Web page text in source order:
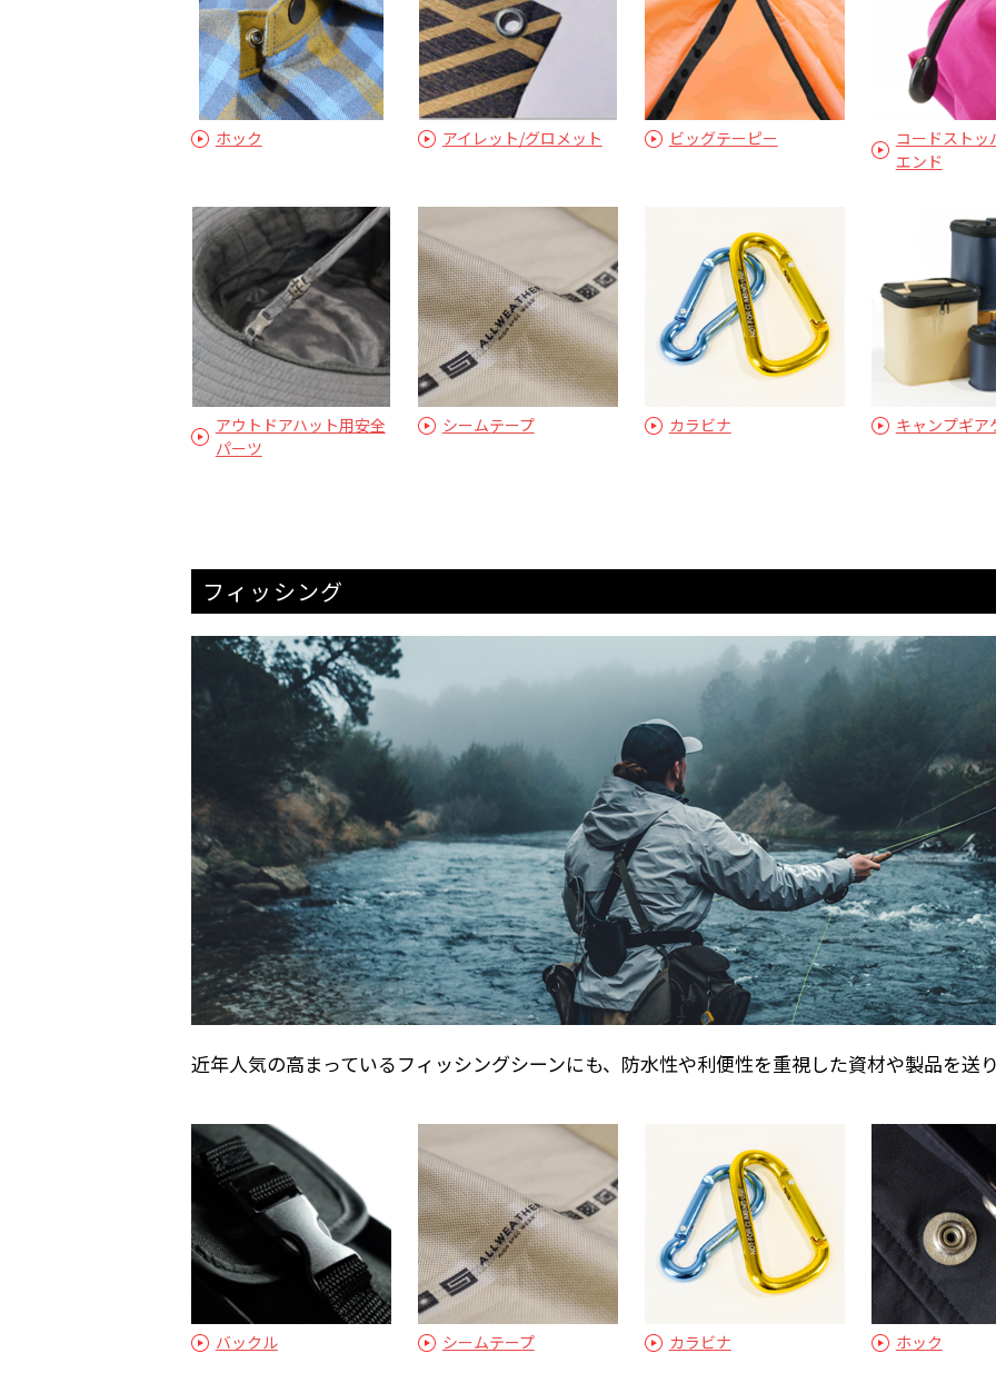
ホック アイレット/グロメット ビッグテーピー
コードストッ
エンド
アウトドアハット用安全
パーツ
シームテープ カラビナ キャンプギア
フィッシング
近年人気の高まっているフィッシングシーンにも、防水性や利便性を重視した資材や製品を送
バックル シームテープ カラビナ ホック